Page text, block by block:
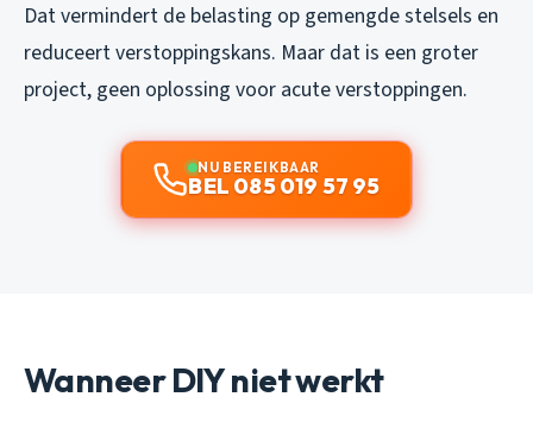
Dat vermindert de belasting op gemengde stelsels en
reduceert verstoppingskans. Maar dat is een groter
project, geen oplossing voor acute verstoppingen.
NU BEREIKBAAR
BEL 085 019 57 95
Wanneer DIY niet werkt